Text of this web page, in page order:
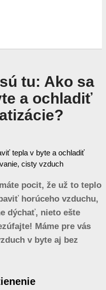
tu: Ako sa
a ochladiť
pocit, že už to teplo
horúceho vzduchu,
dýchať, nieto ešte
Máme pre vás
v byte aj bez